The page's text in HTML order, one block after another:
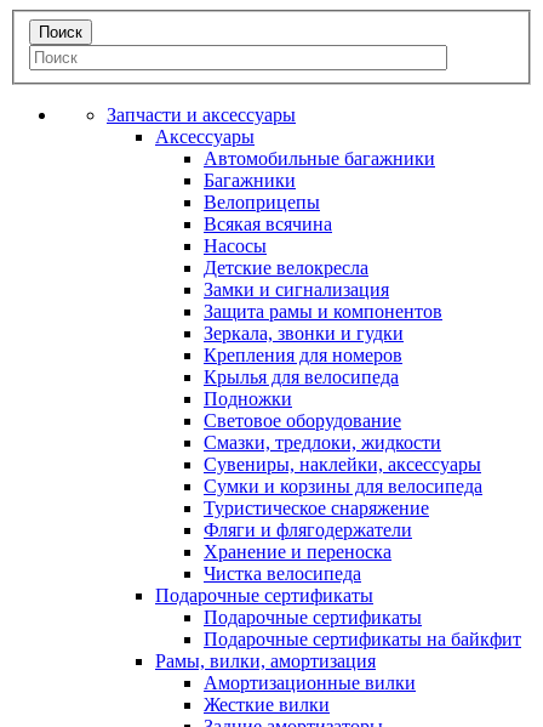
Запчасти и аксессуары
Аксессуары
Автомобильные багажники
Багажники
Велоприцепы
Всякая всячина
Насосы
Детские велокресла
Замки и сигнализация
Защита рамы и компонентов
Зеркала, звонки и гудки
Крепления для номеров
Крылья для велосипеда
Подножки
Световое оборудование
Смазки, тредлоки, жидкости
Сувениры, наклейки, аксессуары
Сумки и корзины для велосипеда
Туристическое снаряжение
Фляги и флягодержатели
Хранение и переноска
Чистка велосипеда
Подарочные сертификаты
Подарочные сертификаты
Подарочные сертификаты на байкфит
Рамы, вилки, амортизация
Амортизационные вилки
Жесткие вилки